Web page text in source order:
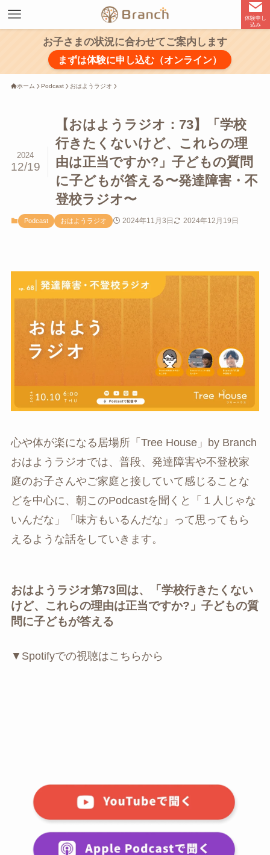
体験申し
込み
お子さまの状況に合わせてご案内します
まずは体験に申し込む（オンライン）
ホーム Podcast おはようラジオ
【おはようラジオ：73】「学校
行きたくないけど、これらの理
由は正当ですか?」子どもの質問
に子どもが答える〜発達障害・不
登校ラジオ〜
2024
12/19
Podcast おはようラジオ 2024年11月3日 2024年12月19日
心や体が楽になる居場所「Tree House」by Branch
おはようラジオでは、普段、発達障害や不登校家
庭のお子さんやご家庭と接していて感じることな
どを中心に、朝このPodcastを聞くと「１人じゃな
いんだな」「味方もいるんだな」って思ってもら
えるような話をしていきます。
おはようラジオ第73回は、「学校行きたくない
けど、これらの理由は正当ですか?」子どもの質
問に子どもが答える
▼Spotifyでの視聴はこちらから